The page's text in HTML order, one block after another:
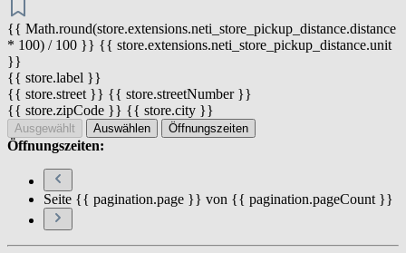
{{ Math.round(store.extensions.neti_store_pickup_distance.distance
* 100) / 100 }} {{ store.extensions.neti_store_pickup_distance.unit
}}
{{ store.label }}
{{ store.street }} {{ store.streetNumber }}
{{ store.zipCode }} {{ store.city }}
Ausgewählt Auswählen Öffnungszeiten
Öffnungszeiten:
Seite {{ pagination.page }} von {{ pagination.pageCount }}